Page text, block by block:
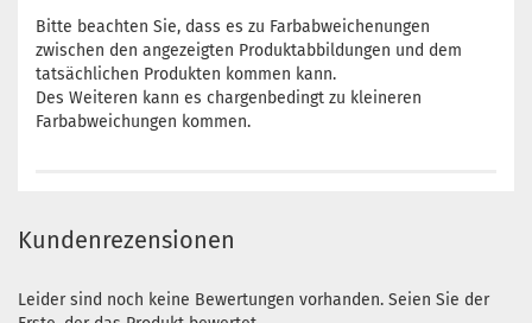
Bitte beachten Sie, dass es zu Farbabweichenungen
zwischen den angezeigten Produktabbildungen und dem
tatsächlichen Produkten kommen kann.
Des Weiteren kann es chargenbedingt zu kleineren
Farbabweichungen kommen.
Kundenrezensionen
Leider sind noch keine Bewertungen vorhanden. Seien Sie der